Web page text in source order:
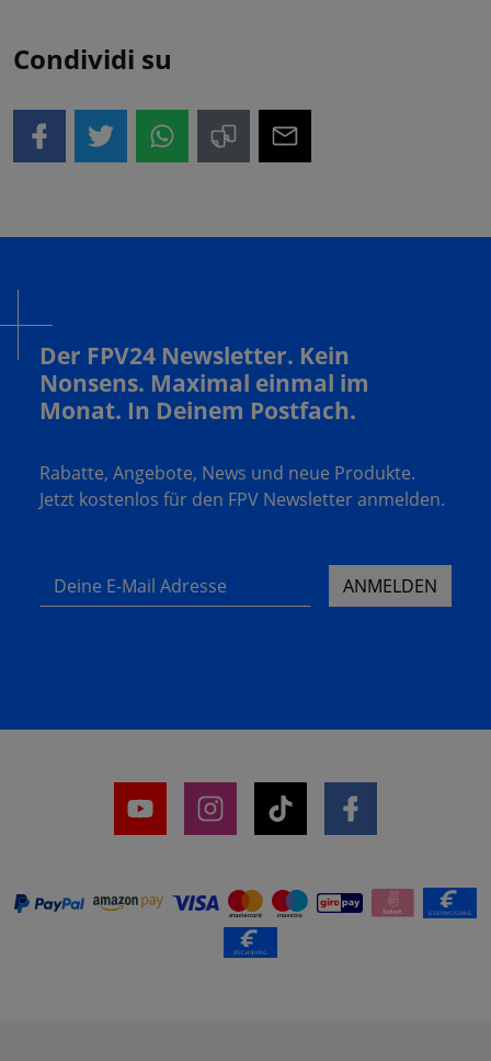
Condividi su
Der FPV24 Newsletter. Kein
Nonsens. Maximal einmal im
Monat. In Deinem Postfach.
Rabatte, Angebote, News und neue Produkte.
Jetzt kostenlos für den FPV Newsletter anmelden.
Deine E-Mail Adresse ANMELDEN